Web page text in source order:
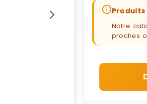
Notre
proches